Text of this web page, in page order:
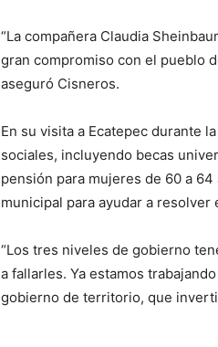
“La compañera Claudia
gran compromiso con el pueblo
aseguró Cisneros.
En su visita a Ecatepec durante
sociales, incluyendo becas
pensión para mujeres de 60 a
municipal para ayudar a
“Los tres niveles de gobierno
a fallarles. Ya estamos
gobierno de territorio, que